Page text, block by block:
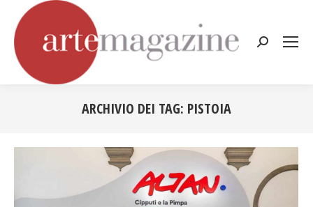
Cerca:
ARCHIVIO DEI TAG: PISTOIA